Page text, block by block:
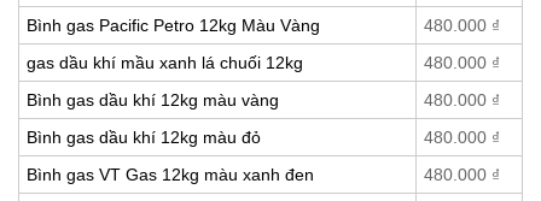
Bình gas Pacific Petro 12kg Màu Vàng
480.000 ₫
gas dầu khí mầu xanh lá chuối 12kg
480.000 ₫
Bình gas dầu khí 12kg màu vàng
480.000 ₫
Bình gas dầu khí 12kg màu đỏ
480.000 ₫
Bình gas VT Gas 12kg màu xanh đen
480.000 ₫